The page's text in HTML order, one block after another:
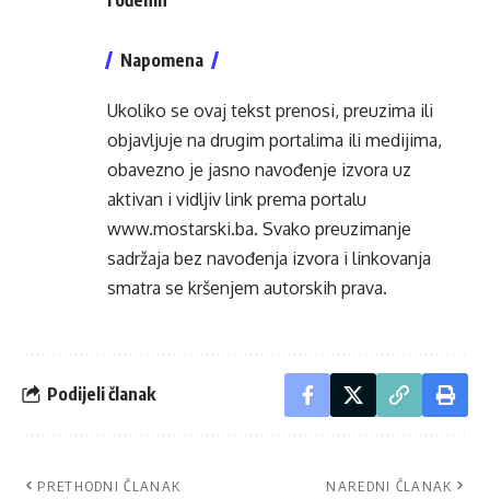
Napomena
Ukoliko se ovaj tekst prenosi, preuzima ili
objavljuje na drugim portalima ili medijima,
obavezno je jasno navođenje izvora uz
aktivan i vidljiv link prema portalu
www.mostarski.ba. Svako preuzimanje
sadržaja bez navođenja izvora i linkovanja
smatra se kršenjem autorskih prava.
Podijeli članak
PRETHODNI ČLANAK NAREDNI ČLANAK